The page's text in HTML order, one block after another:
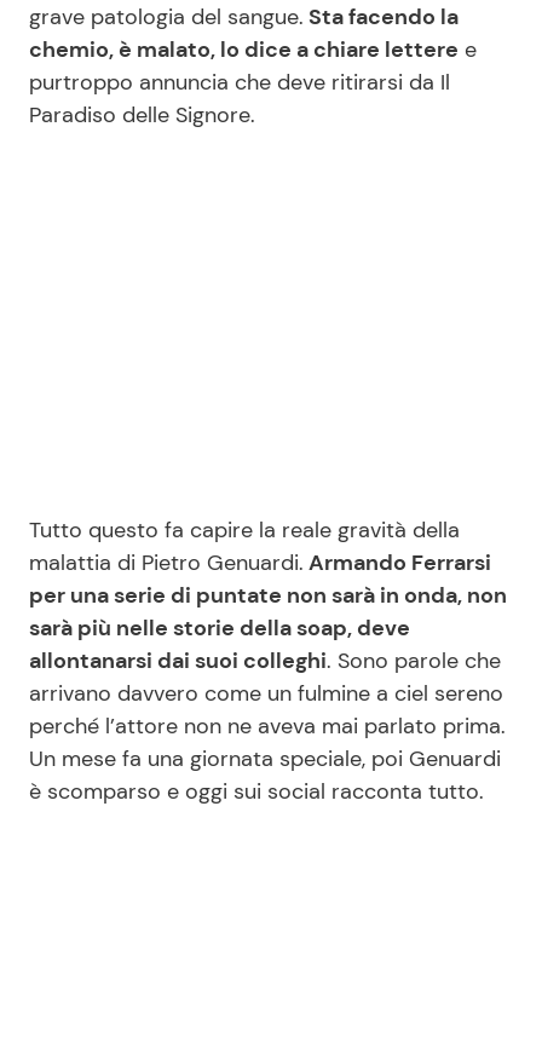
Salute
Viaggi e Turismo
Ricette Facili e Veloci
Disclaimer e Privacy
Redazione
Contattaci
Pubblicità
Privacy Policy
grave patologia del sangue. Sta facendo la
chemio, è malato, lo dice a chiare lettere e
purtroppo annuncia che deve ritirarsi da Il
Paradiso delle Signore.
Tutto questo fa capire la reale gravità della
malattia di Pietro Genuardi. Armando Ferrarsi
per una serie di puntate non sarà in onda, non
sarà più nelle storie della soap, deve
allontanarsi dai suoi colleghi. Sono parole che
arrivano davvero come un fulmine a ciel sereno
perché l’attore non ne aveva mai parlato prima.
Un mese fa una giornata speciale, poi Genuardi
è scomparso e oggi sui social racconta tutto.